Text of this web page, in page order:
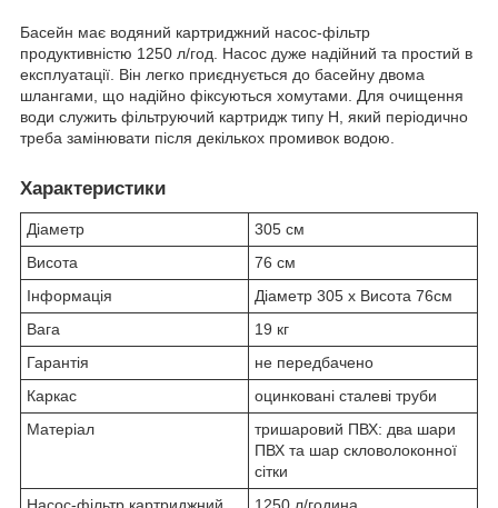
Басейн має водяний картриджний насос-фільтр
продуктивністю 1250 л/год. Насос дуже надійний та простий в
експлуатації. Він легко приєднується до басейну двома
шлангами, що надійно фіксуються хомутами. Для очищення
води служить фільтруючий картридж типу H, який періодично
треба замінювати після декількох промивок водою.
Характеристики
Діаметр
305 см
Висота
76 см
Інформація
Діаметр 305 x Висота 76см
Вага
19 кг
Гарантія
не передбачено
Каркас
оцинковані сталеві труби
Матеріал
тришаровий ПВХ: два шари
ПВХ та шар скловолоконної
сітки
Насос-фільтр картриджний
1250 л/година